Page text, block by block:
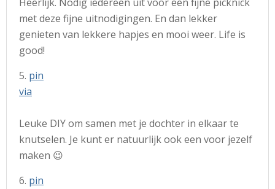
met deze fijne uitnodigingen. En dan lekker
genieten van lekkere hapjes en mooi weer. Life is
good!
5. pin
via
Leuke DIY om samen met je dochter in elkaar te
knutselen. Je kunt er natuurlijk ook een voor jezelf
maken 😉
6. pin